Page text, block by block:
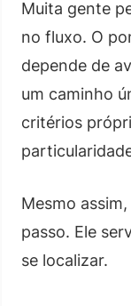
Muita gente
no fluxo. O
depende de
um caminho
critérios
Mesmo
passo. Ele
se localizar.